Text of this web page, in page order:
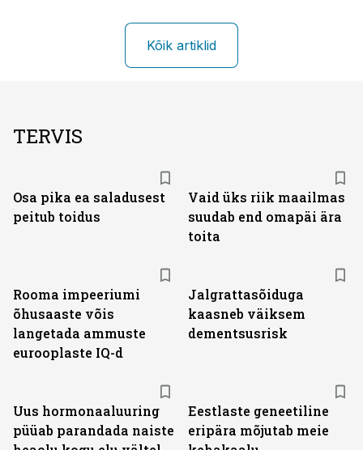
Kõik artiklid
TERVIS
Osa pika ea saladusest
peitub toidus
Vaid üks riik maailmas
suudab end omapäi ära
toita
Rooma impeeriumi
õhusaaste võis
langetada ammuste
eurooplaste IQ-d
Jalgrattasõiduga
kaasneb väiksem
dementsusrisk
Uus hormonaaluuring
püüab parandada naiste
Eestlaste geneetiline
eripära mõjutab meie